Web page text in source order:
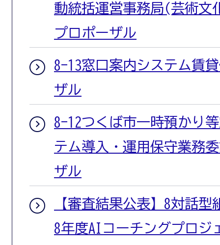
動統括運営事務局(芸術文
プロポーザル
8-13窓口案内システム賃
ザル
8-12つくば市一時預かり
テム導入・運用保守業務
ザル
【審査結果公表】8対話
8年度AIコーチングプロジ